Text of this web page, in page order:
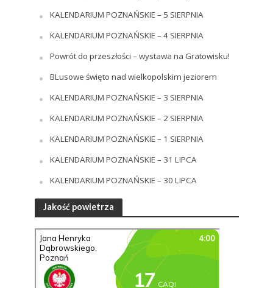
KALENDARIUM POZNAŃSKIE – 5 SIERPNIA
KALENDARIUM POZNAŃSKIE – 4 SIERPNIA
Powrót do przeszłości – wystawa na Gratowisku!
BLusowe święto nad wielkopolskim jeziorem
KALENDARIUM POZNAŃSKIE – 3 SIERPNIA
KALENDARIUM POZNAŃSKIE – 2 SIERPNIA
KALENDARIUM POZNAŃSKIE – 1 SIERPNIA
KALENDARIUM POZNAŃSKIE – 31 LIPCA
KALENDARIUM POZNAŃSKIE – 30 LIPCA
Jakość powietrza